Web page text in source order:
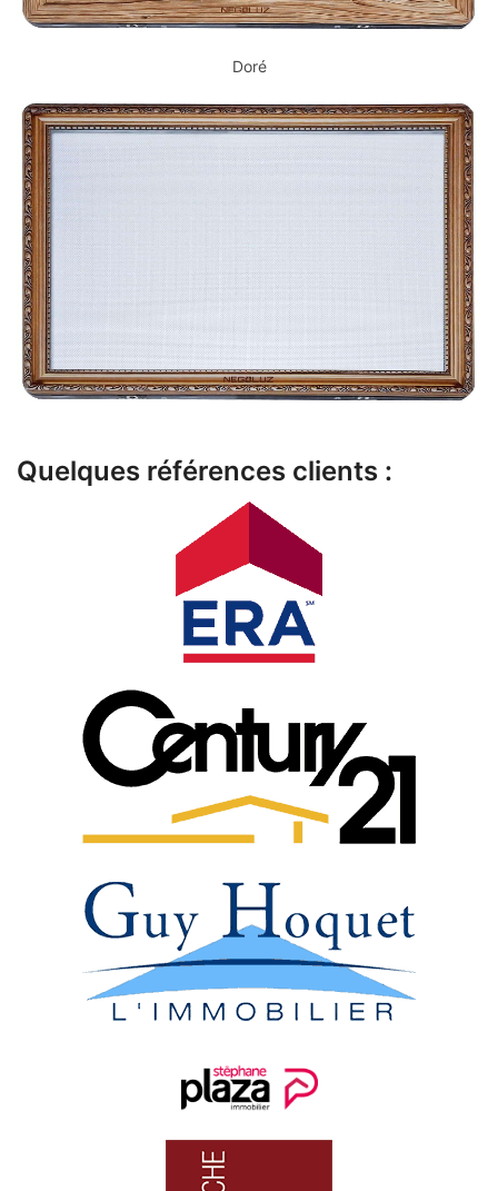
Doré
Quelques références clients :